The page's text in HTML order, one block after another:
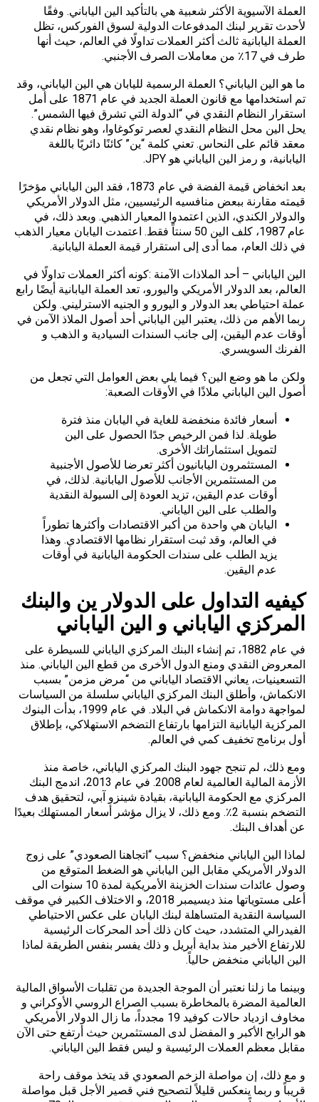
العملة الآسيوية الأكثر شعبية هي بالتأكيد الين الياباني. وفقًا
لأحدث تقرير لبنك المدفوعات الدولية لسوق الفوركس، تظل
العملة اليابانية ثالث أكثر العملات تداولًا في العالم، حيث أنها
طرف في 17٪ من معاملات الصرف الأجنبي.
ما هو الين الياباني؟ العملة الرسمية لليابان هي الين الياباني، وقد
تم استخدامها مع قانون العملة الجديد في عام 1871 على أمل
استقرار النظام النقدي في “الدولة التي تشرق فيها الشمس”.
يحل الين محل النظام النقدي لعصر توكوغاوا، وهو نظام نقدي
معقد قائم على النحاس. تعني كلمة “ين” كائنًا دائريًا باللغة
اليابانية، و رمز الين الياباني هو JPY.
بعد انخفاض قيمة الفضة في عام 1873، فقد الين الياباني مؤخرًا
قيمته مقارنة ببعض منافسيه الرئيسيين، مثل الدولار الأمريكي
والدولار الكندي، الذين اعتمدوا المعيار الذهبي. وبعد ذلك، في
عام 1987، كلف الين 50 سنتاً فقط. اعتمدت اليابان معيار الذهب
في ذلك العام، مما أدى إلى استقرار قيمة العملة اليابانية.
الين الياباني – أحد الملاذات الآمنة :كونه أكثر العملات تداولًا في
العالم، بعد الدولار الأمريكي واليورو، تعد العملة اليابانية أيضًا رابع
عملة احتياطي بعد الدولار و اليورو و الجنيه الاسترليني. ولكن
ربما الأهم من ذلك، يعتبر الين الياباني أحد أصول الملاذ الآمن في
أوقات عدم اليقين، إلى جانب السندات السيادية و الذهب و
الفرنك السويسري.
ولكن ما هو وضع الين؟ فيما يلي بعض العوامل التي تجعل من
أصول الين الياباني ملاذًا في الأوقات الصعبة:
أسعار فائدة منخفضة للغاية في اليابان منذ فترة
طويلة. لذا فمن الرخيص جدًا الحصول على الين
لتمويل استثماراتك الأخرى.
المستثمرون اليابانيون أكثر تعرضا للأصول الأجنبية
من المستثمرين الأجانب للأصول اليابانية. لذلك، في
أوقات عدم اليقين، تزيد العودة إلى السيولة النقدية
والطلب على الين الياباني.
اليابان هي واحدة من أكبر الاقتصادات وأكثرها تطوراً
في العالم، وقد ثبت استقرار نظامها الاقتصادي. وهذا
يزيد الطلب على سندات الحكومة اليابانية في أوقات
عدم اليقين.
كيفيه التداول على الدولار ين و البنك
المركزي الياباني و الين الياباني
في عام 1882، تم إنشاء البنك المركزي الياباني للسيطرة على
المعروض النقدي ومنع الدول الأخرى من قطع الين الياباني. منذ
التسعينيات، يعاني الاقتصاد الياباني من “مرض مزمن” بسبب
الانكماش، وأطلق البنك المركزي الياباني سلسلة من السياسات
لمواجهة دوامة الانكماش في البلاد. في عام 1999، بدأت البنوك
المركزية اليابانية التزامها بارتفاع التضخم الاستهلاكي، بإطلاق
أول برنامج تخفيف كمي في العالم.
ومع ذلك، لم تنجح جهود البنك المركزي الياباني، خاصة منذ
الأزمة المالية العالمية لعام 2008. في عام 2013، اندمج البنك
المركزي مع الحكومة اليابانية، بقيادة شينزو آبي، لتحقيق هدف
التضخم بنسبة 2٪. ومع ذلك، لا يزال مؤشر أسعار المستهلك بعيدًا
عن أهداف البنك.
لماذا الين الياباني منخفض؟ سبب “اتجاهنا الصعودي” على زوج
الدولار الأمريكي مقابل الين الياباني هو الضغط المتوقع من
وصول عائدات سندات الخزينة الأمريكية لمدة 10 سنوات الى
أعلى مستوياتها منذ ديسيمبر 2018، و الاختلاف الكبير في موقف
السياسة النقدية المتساهلة لبنك اليابان على عكس الاحتياطي
الفيدرالي المتشدد، حيث كان ذلك أحد المحركات الرئيسية
للارتفاع الأخير منذ بداية أبريل و ذلك يفسر بنفس الطريقة لماذا
الين الياباني منخفض حالياً.
وبينما ما زلنا نعتبر أن الموجة الجديدة من تقلبات الأسواق المالية
العالمية المضرة بالمخاطرة بسبب الصراع الروسي الأوكراني و
مخاوف ازدياد حالات كوفيد 19 مجدداً، ما زال الدولار الأمريكي
هو الرابح الأكبر و المفضل لدى المستثمرين حيث أرتفع حتى الآن
مقابل معظم العملات الرئيسية و ليس فقط الين الياباني.
و مع ذلك، إن مواصلة الزخم الصعودي قد يتخذ موقف راحة
قريباً و ربما ينعكس قليلاً لتصحيح فني قصير الأجل قبل مواصلة